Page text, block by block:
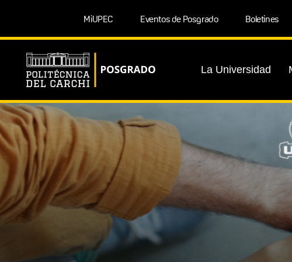
MiUPEC Eventos de Posgrado Boletines
La Universidad